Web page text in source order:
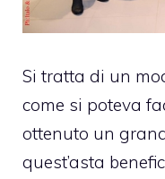
Si tratta di un
come si poteva
ottenuto un
quest’asta